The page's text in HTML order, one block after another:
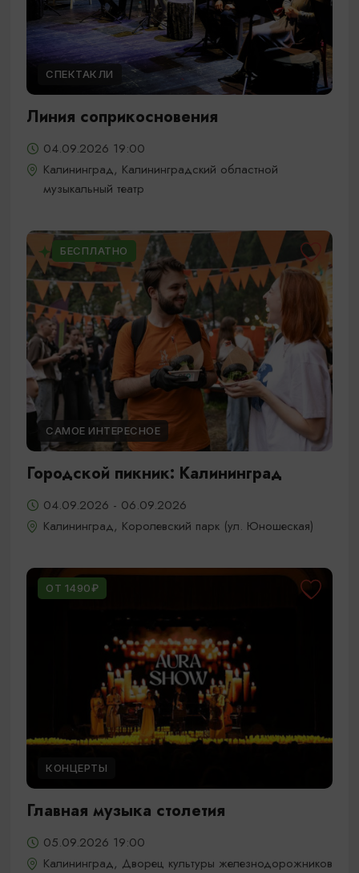
СПЕКТАКЛИ
Линия соприкосновения
04.09.2026 19:00
Калининград, Калининградский областной
музыкальный театр
БЕСПЛАТНО
САМОЕ ИНТЕРЕСНОЕ
Городской пикник: Калининград
04.09.2026 - 06.09.2026
Калининград, Королевский парк (ул. Юношеская)
ОТ 1490₽
КОНЦЕРТЫ
Главная музыка столетия
05.09.2026 19:00
Калининград, Дворец культуры железнодорожников